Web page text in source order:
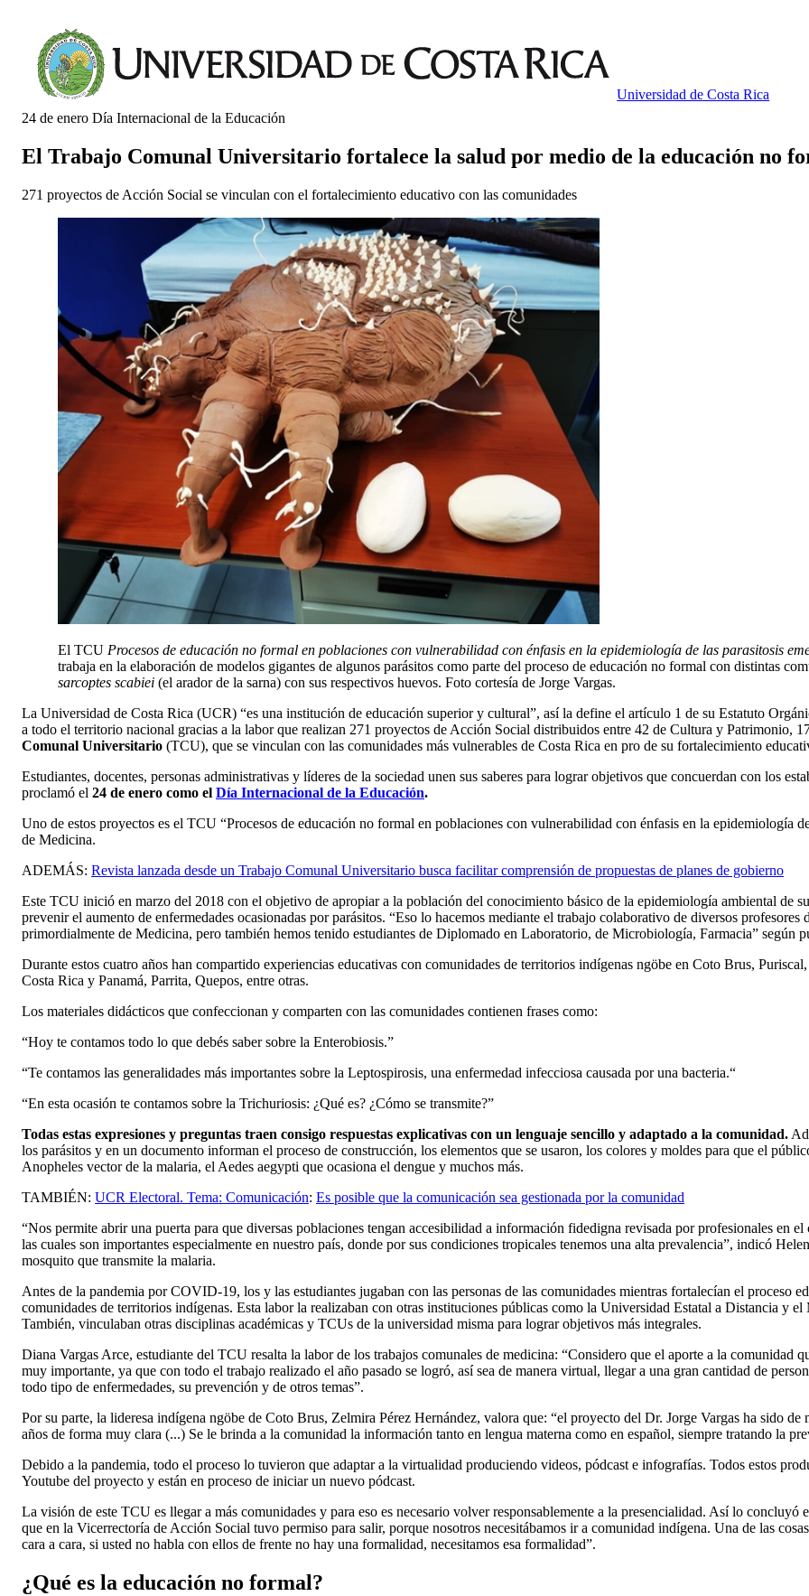
Universidad de Costa Rica
24 de enero Día Internacional de la Educación
El Trabajo Comunal Universitario fortalece la salud por medio de la educación no
271 proyectos de Acción Social se vinculan con el fortalecimiento educativo con las comunidades
El TCU Procesos de educación no formal en poblaciones con vulnerabilidad con énfasis en la epidemiología de las parasitosis
trabaja en la elaboración de modelos gigantes de algunos parásitos como parte del proceso de educación no formal con distintas
sarcoptes scabiei (el arador de la sarna) con sus respectivos huevos. Foto cortesía de Jorge Vargas.
La Universidad de Costa Rica (UCR) “es una institución de educación superior y cultural”, así la define el artículo 1 de su Estatuto
a todo el territorio nacional gracias a la labor que realizan 271 proyectos de Acción Social distribuidos entre 42 de Cultura y Patrimonio,
Comunal Universitario (TCU), que se vinculan con las comunidades más vulnerables de Costa Rica en pro de su fortalecimiento
Estudiantes, docentes, personas administrativas y líderes de la sociedad unen sus saberes para lograr objetivos que concuerdan con los
proclamó el 24 de enero como el Día Internacional de la Educación.
Uno de estos proyectos es el TCU “Procesos de educación no formal en poblaciones con vulnerabilidad con énfasis en la epidemiología
de Medicina.
ADEMÁS: Revista lanzada desde un Trabajo Comunal Universitario busca facilitar comprensión de propuestas de planes de gobierno
Este TCU inició en marzo del 2018 con el objetivo de apropiar a la población del conocimiento básico de la epidemiología ambiental de
prevenir el aumento de enfermedades ocasionadas por parásitos. “Eso lo hacemos mediante el trabajo colaborativo de diversos
primordialmente de Medicina, pero también hemos tenido estudiantes de Diplomado en Laboratorio, de Microbiología, Farmacia” según
Durante estos cuatro años han compartido experiencias educativas con comunidades de territorios indígenas ngöbe en Coto Brus,
Costa Rica y Panamá, Parrita, Quepos, entre otras.
Los materiales didácticos que confeccionan y comparten con las comunidades contienen frases como:
“Hoy te contamos todo lo que debés saber sobre la Enterobiosis.”
“Te contamos las generalidades más importantes sobre la Leptospirosis, una enfermedad infecciosa causada por una bacteria.“
“En esta ocasión te contamos sobre la Trichuriosis: ¿Qué es? ¿Cómo se transmite?”
Todas estas expresiones y preguntas traen consigo respuestas explicativas con un lenguaje sencillo y adaptado a la comunidad.
los parásitos y en un documento informan el proceso de construcción, los elementos que se usaron, los colores y moldes para que el
Anopheles vector de la malaria, el Aedes aegypti que ocasiona el dengue y muchos más.
TAMBIÉN: UCR Electoral. Tema: Comunicación: Es posible que la comunicación sea gestionada por la comunidad
“Nos permite abrir una puerta para que diversas poblaciones tengan accesibilidad a información fidedigna revisada por profesionales en
las cuales son importantes especialmente en nuestro país, donde por sus condiciones tropicales tenemos una alta prevalencia”, indicó
mosquito que transmite la malaria.
Antes de la pandemia por COVID-19, los y las estudiantes jugaban con las personas de las comunidades mientras fortalecían el proceso
comunidades de territorios indígenas. Esta labor la realizaban con otras instituciones públicas como la Universidad Estatal a Distancia y
También, vinculaban otras disciplinas académicas y TCUs de la universidad misma para lograr objetivos más integrales.
Diana Vargas Arce, estudiante del TCU resalta la labor de los trabajos comunales de medicina: “Considero que el aporte a la comunidad
muy importante, ya que con todo el trabajo realizado el año pasado se logró, así sea de manera virtual, llegar a una gran cantidad de
todo tipo de enfermedades, su prevención y de otros temas”.
Por su parte, la lideresa indígena ngöbe de Coto Brus, Zelmira Pérez Hernández, valora que: “el proyecto del Dr. Jorge Vargas ha sido
años de forma muy clara (...) Se le brinda a la comunidad la información tanto en lengua materna como en español, siempre tratando la
Debido a la pandemia, todo el proceso lo tuvieron que adaptar a la virtualidad produciendo videos, pódcast e infografías. Todos estos
Youtube del proyecto y están en proceso de iniciar un nuevo pódcast.
La visión de este TCU es llegar a más comunidades y para eso es necesario volver responsablemente a la presencialidad. Así lo
que en la Vicerrectoría de Acción Social tuvo permiso para salir, porque nosotros necesitábamos ir a comunidad indígena. Una de las
cara a cara, si usted no habla con ellos de frente no hay una formalidad, necesitamos esa formalidad”.
¿Qué es la educación no formal?